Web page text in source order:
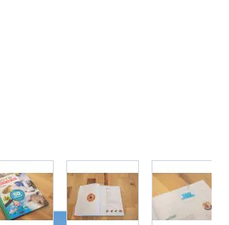
View larger imageView larger image
View